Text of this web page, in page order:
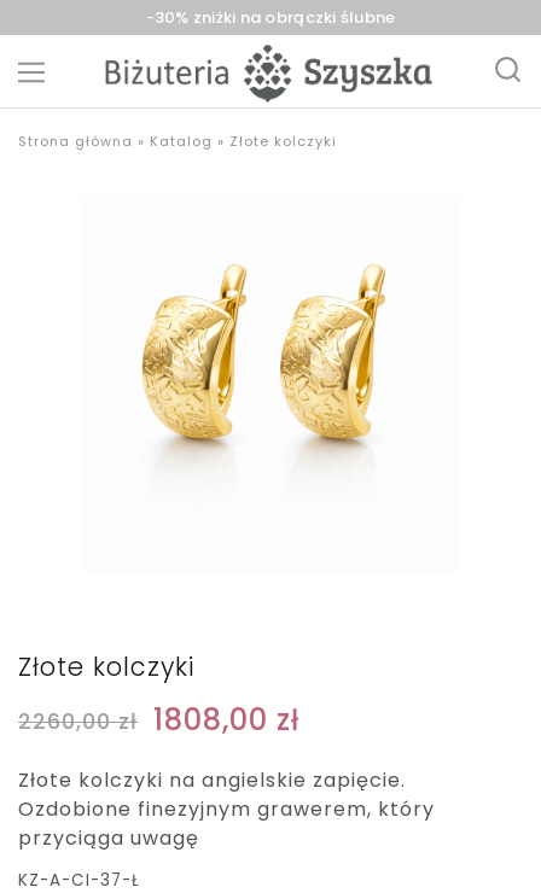
-30% zniżki na obrączki ślubne
Szyszka
z
Strona główna » Katalog » Złote kolczyki
Złote kolczyki
2260,00zł 1808,00 zł
Złote kolczyki na angielskie zapięcie.
Ozdobione finezyjnym grawerem, który
przyciąga uwagę
KZ-A-CI-37-Ł